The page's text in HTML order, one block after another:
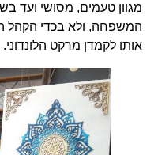
מגוון טעמים, מסושי ועד
המשפחה, ולא בכדי הקהל
אותו לקמדן מרקט הלונדוני.